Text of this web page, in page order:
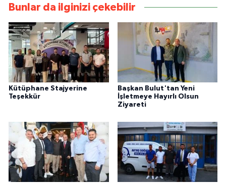
Bunlar da ilginizi çekebilir
Kütüphane Stajyerine
Teşekkür
Başkan Bulut'tan Yeni
İşletmeye Hayırlı Olsun
Ziyareti